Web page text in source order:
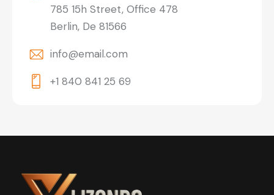
785 15h Street, Office 478
Berlin, De 81566
info@email.com
+1 840 841 25 69